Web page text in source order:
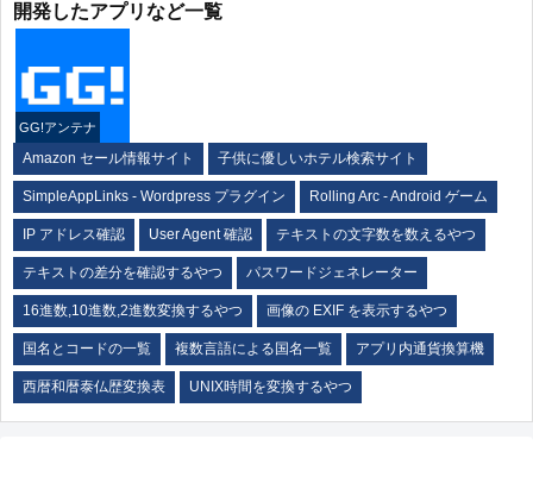
開発したアプリなど一覧
GG!アンテナ
Amazon セール情報サイト 子供に優しいホテル検索サイト
SimpleAppLinks - Wordpress プラグイン Rolling Arc - Android ゲーム
IP アドレス確認 User Agent 確認 テキストの文字数を数えるやつ
テキストの差分を確認するやつ パスワードジェネレーター
16進数,10進数,2進数変換するやつ 画像の EXIF を表示するやつ
国名とコードの一覧 複数言語による国名一覧 アプリ内通貨換算機
西暦和暦泰仏歴変換表 UNIX時間を変換するやつ